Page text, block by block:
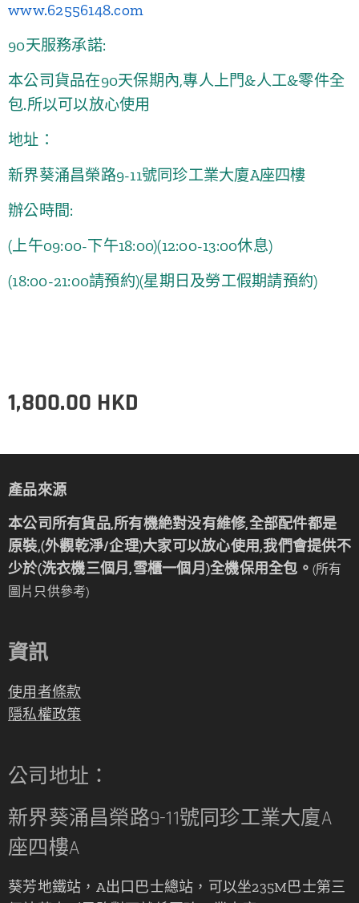
www.62556148.com
90天服務承諾:
本公司貨品在90天保期內,專人上門&人工&零件全
包.所以可以放心使用
地址：
新界葵涌昌榮路9-11號同珍工業大廈A座四樓
辦公時間:
(上午09:00-下午18:00)(12:00-13:00休息)
(18:00-21:00請預約)(星期日及勞工假期請預約)
1,800.00 HKD
產品來源
本公司所有貨品,所有機絶對没有維修,全部配件都是
原裝,(外觀乾淨/企理)大家可以放心使用,我們會提供不
少於(洗衣機三個月,雪櫃一個月)全機保用全包。 (所有
圖片只供參考)
資訊
使用者條款
隱私權政策
公司地址：
新界葵涌昌榮路9-11號同珍工業大廈A
座四樓A
葵芳地鐵站，A出口巴士總站，可以坐235M巴士第三